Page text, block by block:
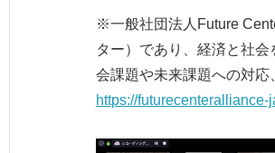
※一般社団法人Future
ター）であり、経済と社
会課題や未来課題への対応
https://futurecenteralliance-